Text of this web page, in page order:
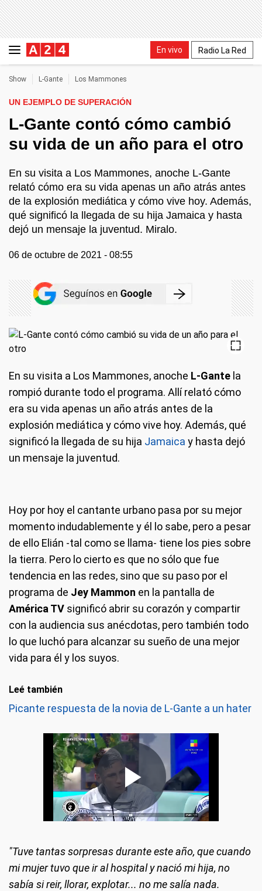
En vivo Radio La Red
Show L-Gante Los Mammones
UN EJEMPLO DE SUPERACIÓN
L-Gante contó cómo cambió
su vida de un año para el otro
En su visita a Los Mammones, anoche L-Gante
relató cómo era su vida apenas un año atrás antes
de la explosión mediática y cómo vive hoy. Además,
qué significó la llegada de su hija Jamaica y hasta
dejó un mensaje la juventud. Miralo.
06 de octubre de 2021 - 08:55
En su visita a Los Mammones, anoche L-Gante la
rompió durante todo el programa. Allí relató cómo
era su vida apenas un año atrás antes de la
explosión mediática y cómo vive hoy. Además, qué
significó la llegada de su hija Jamaica y hasta dejó
un mensaje la juventud.
Hoy por hoy el cantante urbano pasa por su mejor
momento indudablemente y él lo sabe, pero a pesar
de ello Elián -tal como se llama- tiene los pies sobre
la tierra. Pero lo cierto es que no sólo que fue
tendencia en las redes, sino que su paso por el
programa de Jey Mammon en la pantalla de
América TV significó abrir su corazón y compartir
con la audiencia sus anécdotas, pero también todo
lo que luchó para alcanzar su sueño de una mejor
vida para él y los suyos.
Leé también
Picante respuesta de la novia de L-Gante a un hater
"Tuve tantas sorpresas durante este año, que cuando
mi mujer tuvo que ir al hospital y nació mi hija, no
sabía si reir, llorar, explotar... no me salía nada.